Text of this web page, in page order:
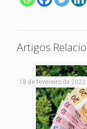
Artigos
18 de fevereiro de 2022